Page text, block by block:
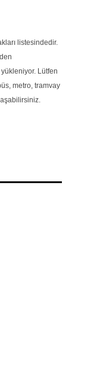
listesindedir.
Lütfen
metro, tramvay